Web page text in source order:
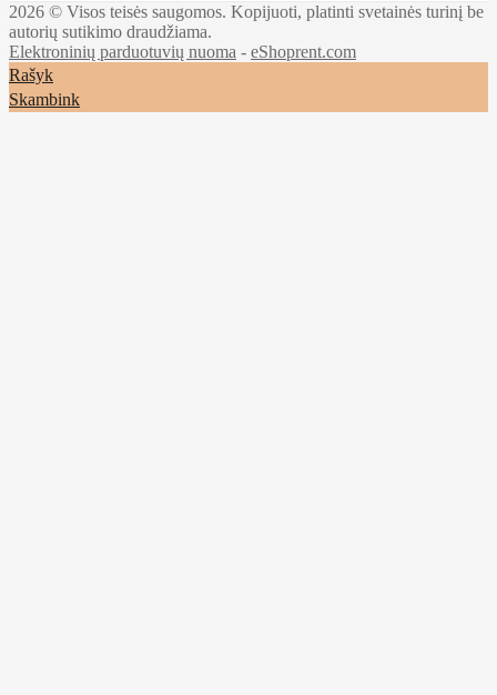
2026 © Visos teisės saugomos. Kopijuoti, platinti svetainės turinį be
autorių sutikimo draudžiama.
Elektroninių parduotuvių nuoma - eShoprent.com
Rašyk
Skambink